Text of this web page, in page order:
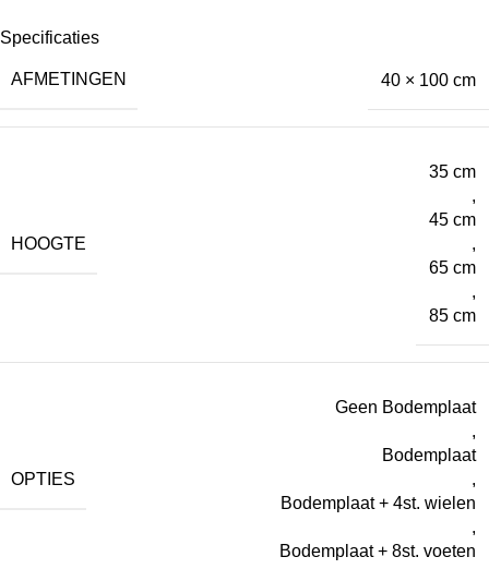
Specificaties
AFMETINGEN 40 × 100 cm
HOOGTE
35 cm
,
45 cm
,
65 cm
,
85 cm
OPTIES
Geen Bodemplaat
,
Bodemplaat
,
Bodemplaat + 4st. wielen
,
Bodemplaat + 8st. voeten